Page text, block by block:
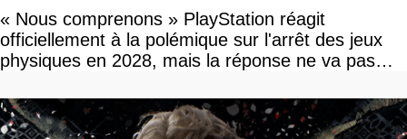
« Nous comprenons » PlayStation réagit
officiellement à la polémique sur l'arrêt des jeux
physiques en 2028, mais la réponse ne va pas